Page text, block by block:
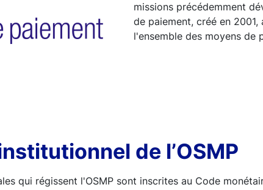
missions précédemment
de paiement, créé en
l'ensemble des moyens de
de l’OSMP
qui régissent l'OSMP sont inscrites au Code